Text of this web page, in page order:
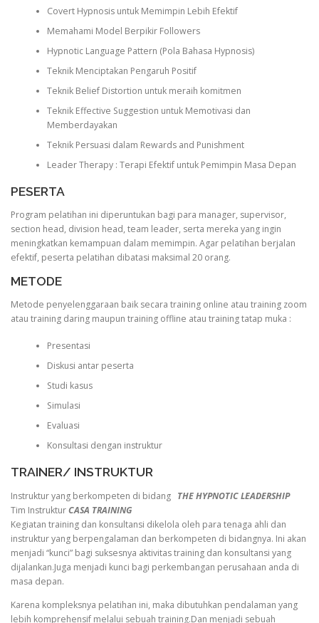
Covert Hypnosis untuk Memimpin Lebih Efektif
Memahami Model Berpikir Followers
Hypnotic Language Pattern (Pola Bahasa Hypnosis)
Teknik Menciptakan Pengaruh Positif
Teknik Belief Distortion untuk meraih komitmen
Teknik Effective Suggestion untuk Memotivasi dan
Memberdayakan
Teknik Persuasi dalam Rewards and Punishment
Leader Therapy : Terapi Efektif untuk Pemimpin Masa Depan
PESERTA
Program pelatihan ini diperuntukan bagi para manager, supervisor,
section head, division head, team leader, serta mereka yang ingin
meningkatkan kemampuan dalam memimpin. Agar pelatihan berjalan
efektif, peserta pelatihan dibatasi maksimal 20 orang.
METODE
Metode penyelenggaraan baik secara training online atau training zoom
atau training daring maupun training offline atau training tatap muka :
Presentasi
Diskusi antar peserta
Studi kasus
Simulasi
Evaluasi
Konsultasi dengan instruktur
TRAINER/ INSTRUKTUR
Instruktur yang berkompeten di bidang THE HYPNOTIC LEADERSHIP
Tim InstrukturCASA TRAINING
Kegiatan training dan konsultansi dikelola oleh para tenaga ahli dan
instruktur yang berpengalaman dan berkompeten di bidangnya. Ini akan
menjadi “kunci” bagi suksesnya aktivitas training dan konsultansi yang
dijalankan.Juga menjadi kunci bagi perkembangan perusahaan anda di
masa depan.
Karena kompleksnya pelatihan ini, maka dibutuhkan pendalaman yang
lebih komprehensif melalui sebuah training.Dan menjadi sebuah